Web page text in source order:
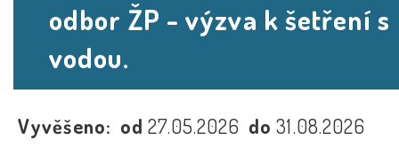
odbor ŽP - výzva k šetření s
vodou.
Vyvěšeno: od27.05.2026 do31.08.2026